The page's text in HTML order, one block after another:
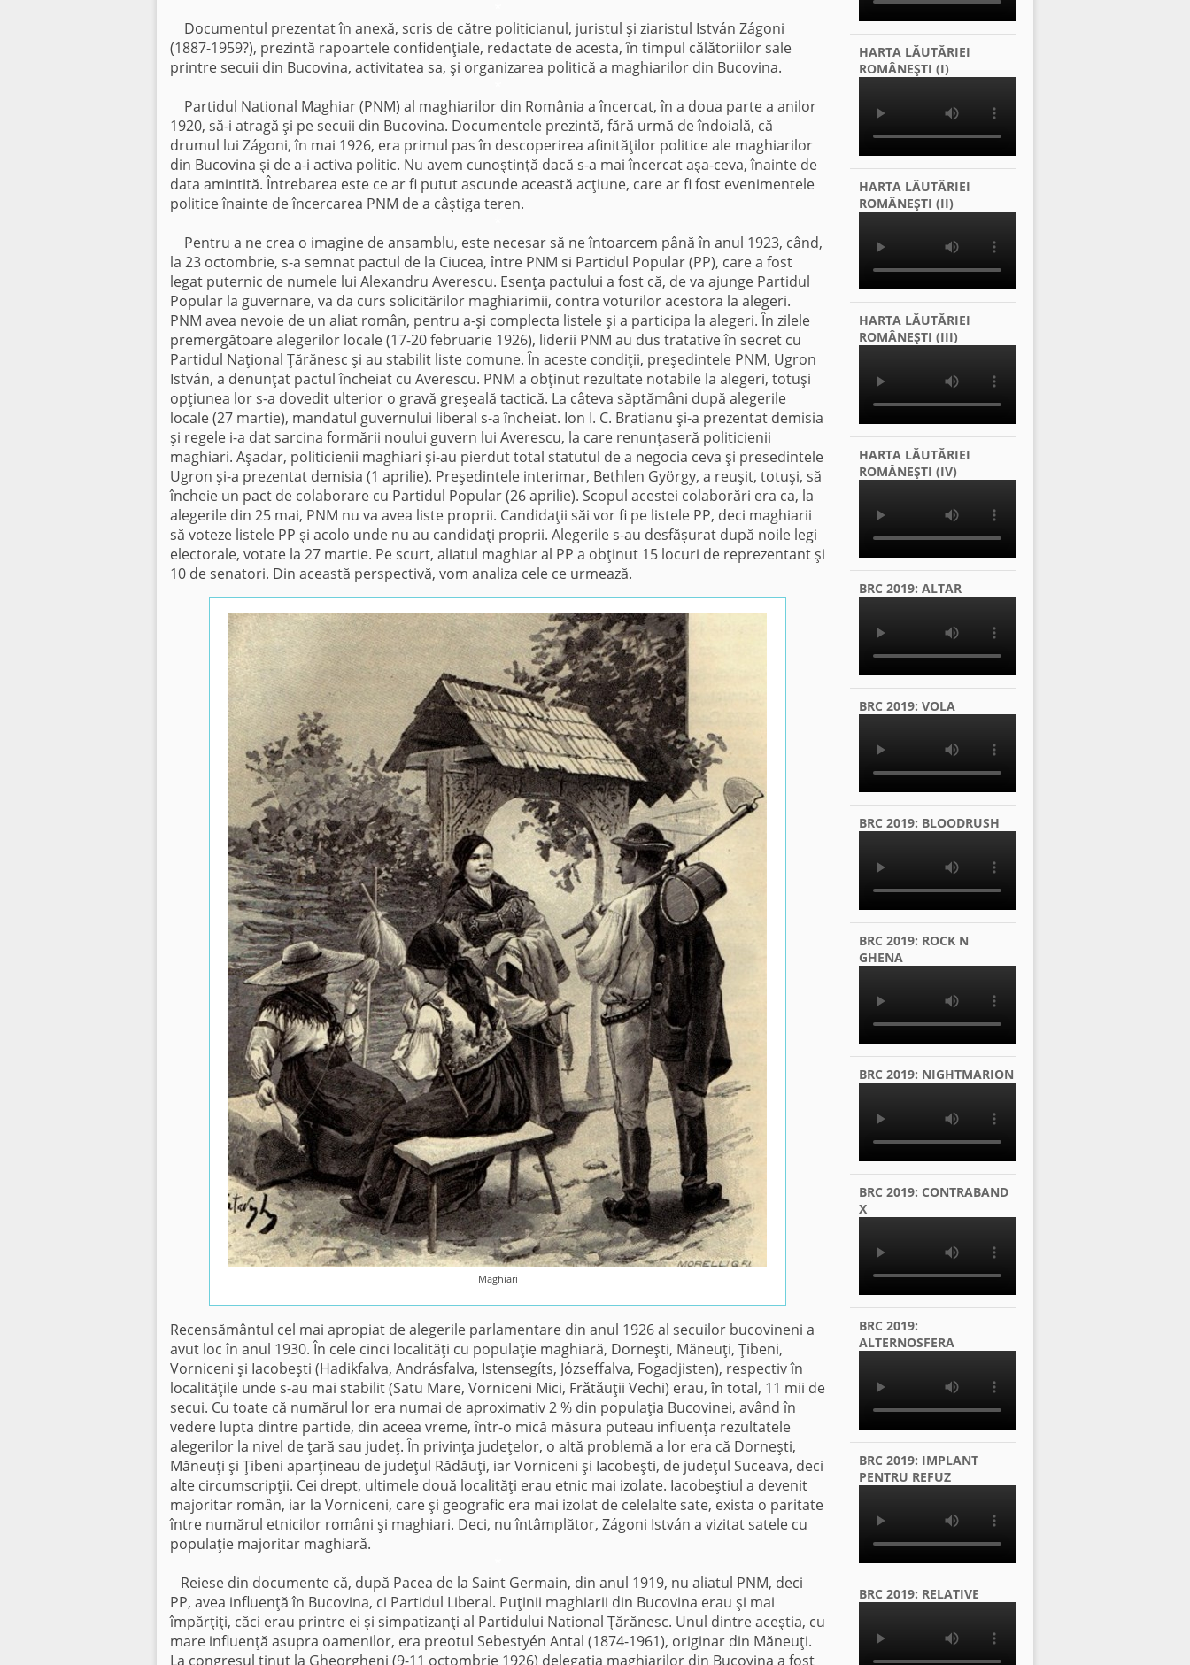
Documentul prezentat în anexă, scris de către politicianul, juristul şi ziaristul István Zágoni
(1887-1959?), prezintă rapoartele confidenţiale, redactate de acesta, în timpul călătoriilor sale
printre secuii din Bucovina, activitatea sa, şi organizarea politică a maghiarilor din Bucovina.
Partidul National Maghiar (PNM) al maghiarilor din România a încercat, în a doua parte a anilor
1920, să-i atragă şi pe secuii din Bucovina. Documentele prezintă, fără urmă de îndoială, că
drumul lui Zágoni, în mai 1926, era primul pas în descoperirea afinităţilor politice ale maghiarilor
din Bucovina şi de a-i activa politic. Nu avem cunoştinţă dacă s-a mai încercat aşa-ceva, înainte de
data amintită. Întrebarea este ce ar fi putut ascunde această acţiune, care ar fi fost evenimentele
politice înainte de încercarea PNM de a câştiga teren.
Pentru a ne crea o imagine de ansamblu, este necesar să ne întoarcem până în anul 1923, când,
la 23 octombrie, s-a semnat pactul de la Ciucea, între PNM si Partidul Popular (PP), care a fost
legat puternic de numele lui Alexandru Averescu. Esenţa pactului a fost că, de va ajunge Partidul
Popular la guvernare, va da curs solicitărilor maghiarimii, contra voturilor acestora la alegeri.
PNM avea nevoie de un aliat român, pentru a-şi complecta listele şi a participa la alegeri. În zilele
premergătoare alegerilor locale (17-20 februarie 1926), liderii PNM au dus tratative în secret cu
Partidul Naţional Ţărănesc şi au stabilit liste comune. În aceste condiţii, preşedintele PNM, Ugron
István, a denunţat pactul încheiat cu Averescu. PNM a obţinut rezultate notabile la alegeri, totuşi
opţiunea lor s-a dovedit ulterior o gravă greşeală tactică. La câteva săptămâni după alegerile
locale (27 martie), mandatul guvernului liberal s-a încheiat. Ion I. C. Bratianu şi-a prezentat demisia
şi regele i-a dat sarcina formării noului guvern lui Averescu, la care renunţaseră politicienii
maghiari. Aşadar, politicienii maghiari şi-au pierdut total statutul de a negocia ceva şi presedintele
Ugron şi-a prezentat demisia (1 aprilie). Preşedintele interimar, Bethlen György, a reuşit, totuşi, să
încheie un pact de colaborare cu Partidul Popular (26 aprilie). Scopul acestei colaborări era ca, la
alegerile din 25 mai, PNM nu va avea liste proprii. Candidaţii săi vor fi pe listele PP, deci maghiarii
să voteze listele PP şi acolo unde nu au candidaţi proprii. Alegerile s-au desfăşurat după noile legi
electorale, votate la 27 martie. Pe scurt, aliatul maghiar al PP a obţinut 15 locuri de reprezentant şi
10 de senatori. Din această perspectivă, vom analiza cele ce urmează.
Maghiari
Recensământul cel mai apropiat de alegerile parlamentare din anul 1926 al secuilor bucovineni a
avut loc în anul 1930. În cele cinci localităţi cu populaţie maghiară, Dorneşti, Măneuţi, Ţibeni,
Vorniceni şi Iacobeşti (Hadikfalva, Andrásfalva, Istensegíts, Józseffalva, Fogadjisten), respectiv în
localităţile unde s-au mai stabilit (Satu Mare, Vorniceni Mici, Frǎtǎuţii Vechi) erau, în total, 11 mii de
secui. Cu toate că numărul lor era numai de aproximativ 2 % din populaţia Bucovinei, având în
vedere lupta dintre partide, din aceea vreme, într-o mică măsura puteau influenţa rezultatele
alegerilor la nivel de ţară sau judeţ. În privinţa judeţelor, o altă problemă a lor era că Dorneşti,
Măneuţi şi Ţibeni aparţineau de judeţul Rădăuţi, iar Vorniceni şi Iacobeşti, de judeţul Suceava, deci
alte circumscripţii. Cei drept, ultimele două localităţi erau etnic mai izolate. Iacobeştiul a devenit
majoritar român, iar la Vorniceni, care şi geografic era mai izolat de celelalte sate, exista o paritate
între numărul etnicilor români şi maghiari. Deci, nu întâmplător, Zágoni István a vizitat satele cu
populaţie majoritar maghiară.
Reiese din documente că, după Pacea de la Saint Germain, din anul 1919, nu aliatul PNM, deci
PP, avea influenţă în Bucovina, ci Partidul Liberal. Puţinii maghiarii din Bucovina erau şi mai
împărţiţi, căci erau printre ei şi simpatizanţi al Partidului National Ţărănesc. Unul dintre aceştia, cu
mare influenţă asupra oamenilor, era preotul Sebestyén Antal (1874-1961), originar din Măneuţi.
La congresul ţinut la Gheorgheni (9-11 octombrie 1926) delegaţia maghiarilor din Bucovina a fost
HARTA LĂUTĂRIEI
ROMÂNEŞTI (I)
HARTA LĂUTĂRIEI
ROMÂNEŞTI (II)
HARTA LĂUTĂRIEI
ROMÂNEŞTI (III)
HARTA LĂUTĂRIEI
ROMÂNEŞTI (IV)
BRC 2019: ALTAR
BRC 2019: VOLA
BRC 2019: BLOODRUSH
BRC 2019: ROCK N
GHENA
BRC 2019: NIGHTMARION
BRC 2019: CONTRABAND
X
BRC 2019:
ALTERNOSFERA
BRC 2019: IMPLANT
PENTRU REFUZ
BRC 2019: RELATIVE